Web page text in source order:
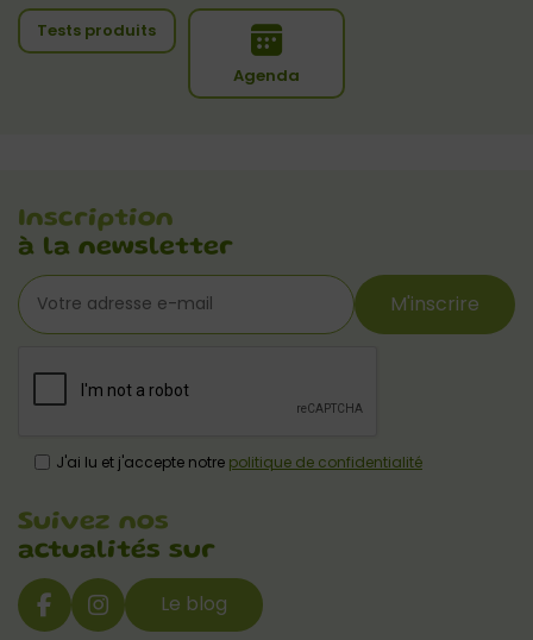
Tests produits
Agenda
Inscription
à la newsletter
M'inscrire
J'ai lu et j'accepte notre politique de confidentialité
Suivez nos
actualités sur
Le blog